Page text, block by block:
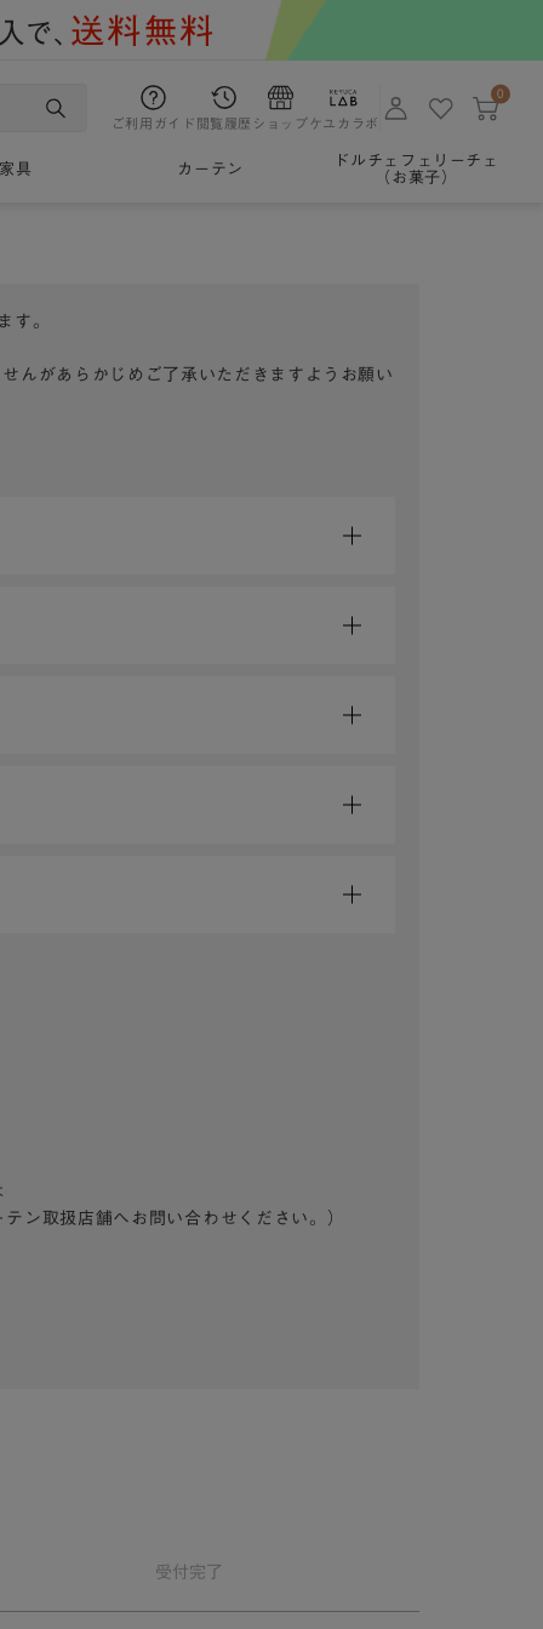
ご利用ガイド 閲覧履歴 ショップケユカラボ
0
家具 カーテン
ドルチェフェリーチェ
（お菓子）
す。
んがあらかじめご了承いただきますようお願い
ン取扱店舗へお問い合わせください。）
受付完了